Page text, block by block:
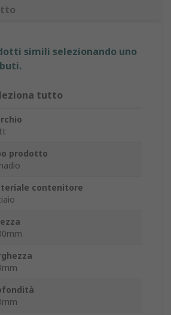
simili selezionando uno
tutto
prodotto
contenitore